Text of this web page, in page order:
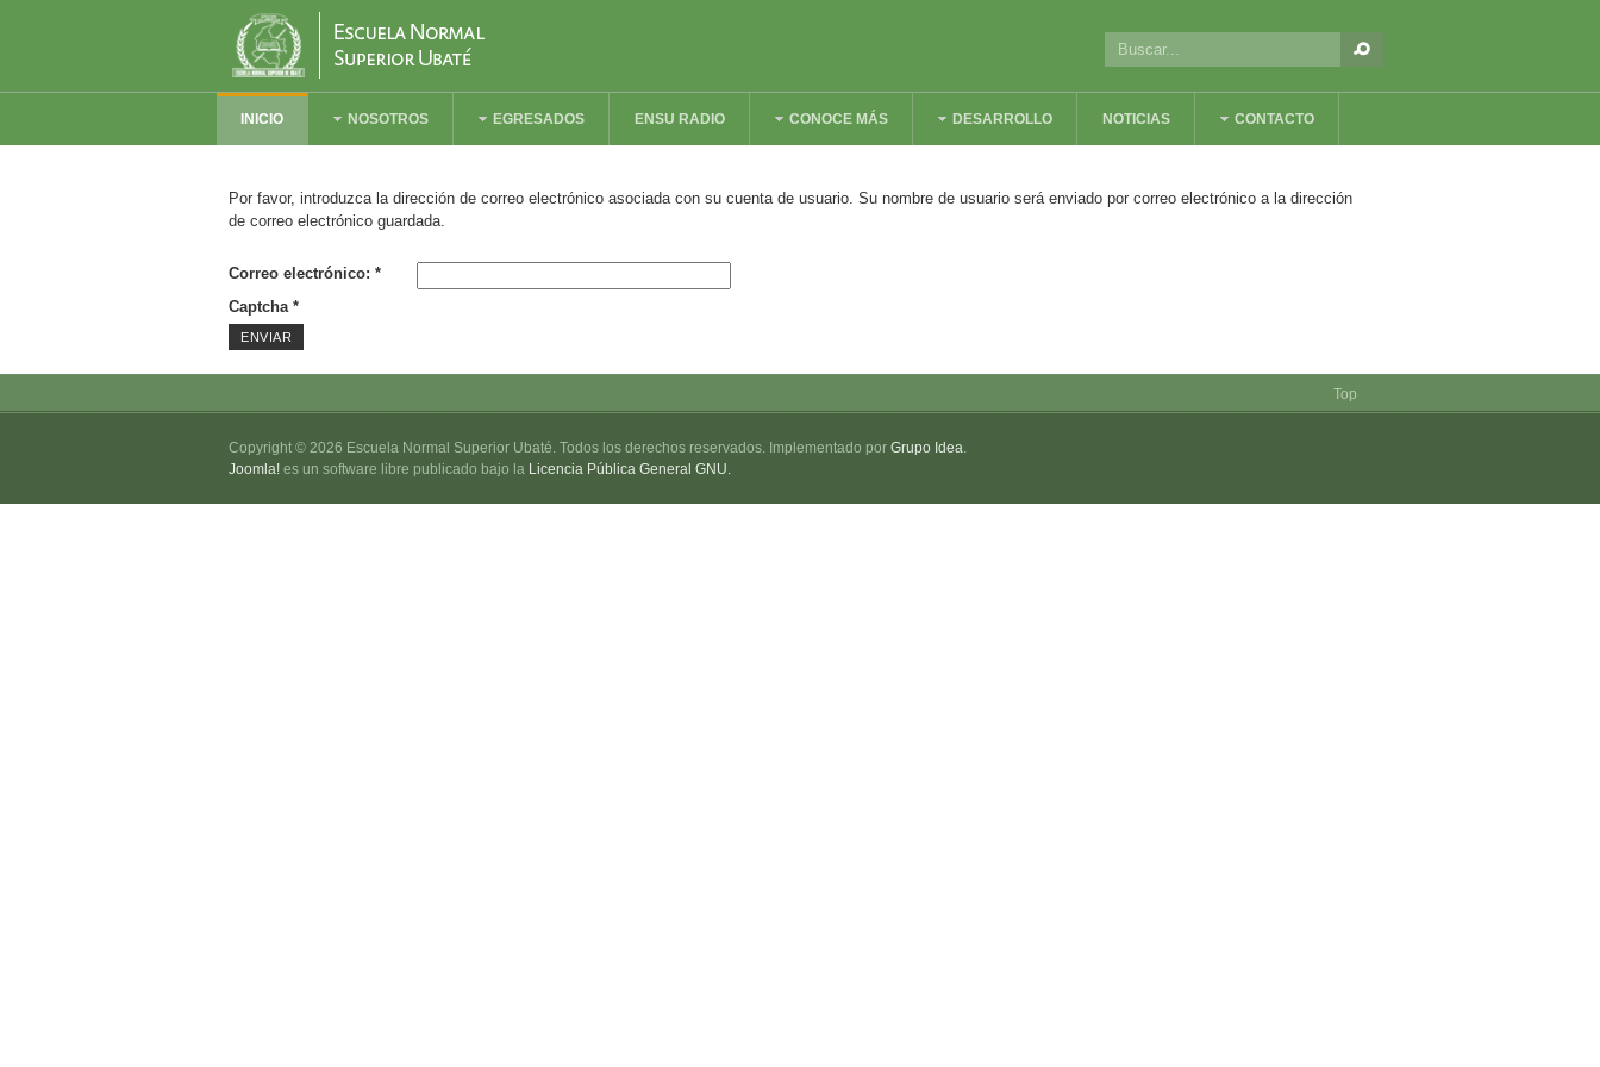
INICIO NOSOTROS EGRESADOS ENSU RADIO CONOCE MÁS DESARROLLO NOTICIAS CONTACTO
Por favor, introduzca la dirección de correo electrónico asociada con su cuenta de usuario. Su nombre de usuario será enviado por correo electrónico a la dirección
de correo electrónico guardada.
Correo electrónico: *
Captcha*
ENVIAR
Top
Copyright © 2026 Escuela Normal Superior Ubaté. Todos los derechos reservados. Implementado por Grupo Idea.
Joomla! es un software libre publicado bajo la Licencia Pública General GNU.